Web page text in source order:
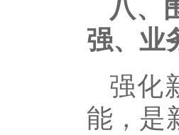
八、
强、业
强化
能，是